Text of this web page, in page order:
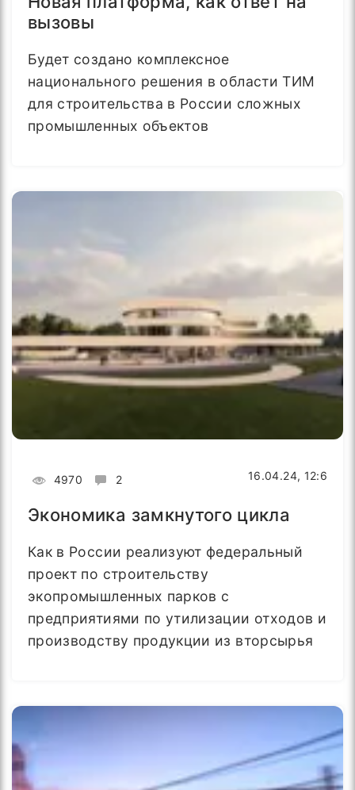
вызовы
Будет создано комплексное
национального решения в области ТИМ
для строительства в России сложных
промышленных объектов
4970 2 16.04.24, 12:6
Экономика замкнутого цикла
Как в России реализуют федеральный
проект по строительству
экопромышленных парков с
предприятиями по утилизации отходов и
производству продукции из вторсырья